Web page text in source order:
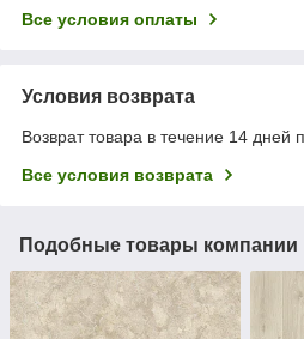
Все условия оплаты
Условия возврата
Возврат товара в течение 14 дней
Все условия возврата
Подобные товары компании